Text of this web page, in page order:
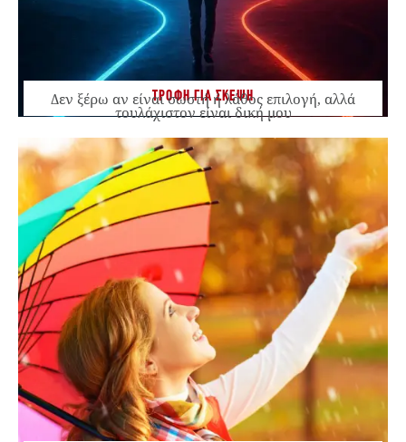
ΤΡΟΦΗ ΓΙΑ ΣΚΕΨΗ
Δεν ξέρω αν είναι σωστή ή λάθος επιλογή, αλλά
τουλάχιστον είναι δική μου